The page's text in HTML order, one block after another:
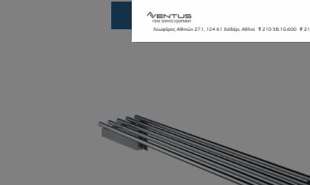
Προσθήκη